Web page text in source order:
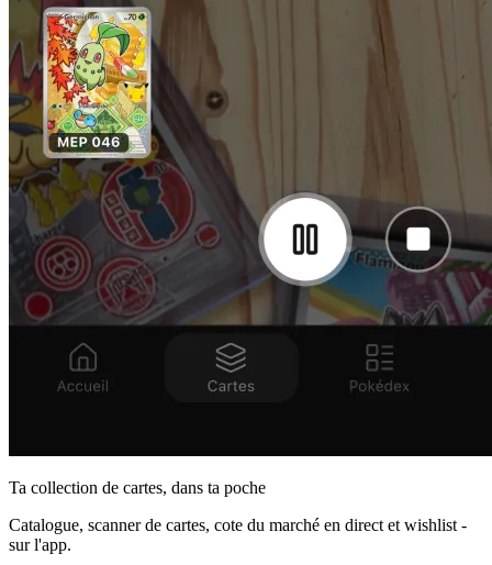
Ta collection de cartes, dans ta poche
Catalogue, scanner de cartes, cote du marché en direct et wishlist -
sur l'app.